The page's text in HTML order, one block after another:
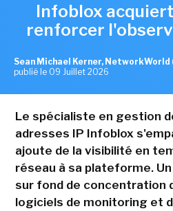
Infoblox
renforcer
Sean Michael Kerner, NetworkWorld
publié le 09 Juillet 2026
Le spécialiste en gestion
adresses IP Infoblox
ajoute de la visibilité en
réseau à sa plateforme.
sur fond de concentration
logiciels de monitoring et